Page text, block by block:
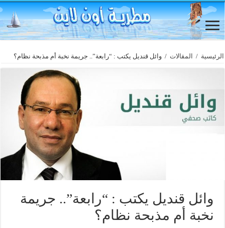
الرئيسية / المقالات / وائل قنديل يكتب : “رابعة”.. جريمة نخبة أم مذبحة نظام؟
وائل قنديل يكتب : “رابعة”.. جريمة
نخبة أم مذبحة نظام؟